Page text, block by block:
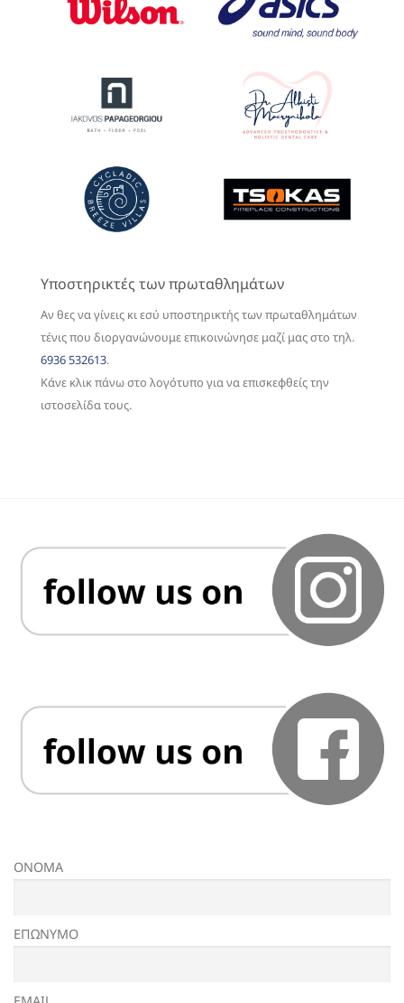
Υποστηρικτές των πρωταθλημάτων
Αν θες να γίνεις κι εσύ υποστηρικτής των πρωταθλημάτων
τένις που διοργανώνουμε επικοινώνησε μαζί μας στο τηλ.
6936 532613.
Κάνε κλικ πάνω στο λογότυπο για να επισκεφθείς την
ιστοσελίδα τους.
ΟΝΟΜΑ
ΕΠΩΝΥΜΟ